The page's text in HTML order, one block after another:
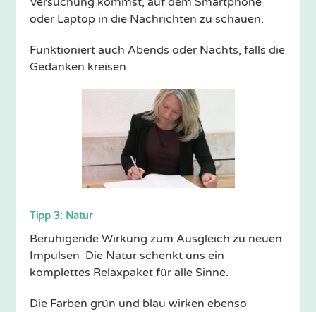
oder Laptop in die Nachrichten zu schauen.
Funktioniert auch Abends oder Nachts, falls die
Gedanken kreisen.
Tipp 3: Natur
Beruhigende Wirkung zum Ausgleich zu neuen
Impulsen Die Natur schenkt uns ein
komplettes Relaxpaket für alle Sinne.
Die Farben grün und blau wirken ebenso